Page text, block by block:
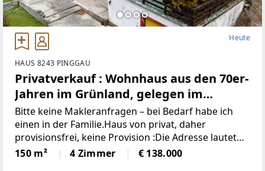
Heute
HAUS 8243 PINGGAU
Privatverkauf : Wohnhaus aus den 70er-
Jahren im Grünland, gelegen im
idyllischen Wechselgebiet
(Provisionsfrei)
Bitte keine Makleranfragen – bei Bedarf habe ich
einen in der Familie.Haus von privat, daher
provisionsfrei, keine Provision :Die Adresse lautet
“8243 Pinggau, Wiesenhöf 43“. Achtung : in
manchen Navis(auch
150 m² 4 Zimmer € 138.000